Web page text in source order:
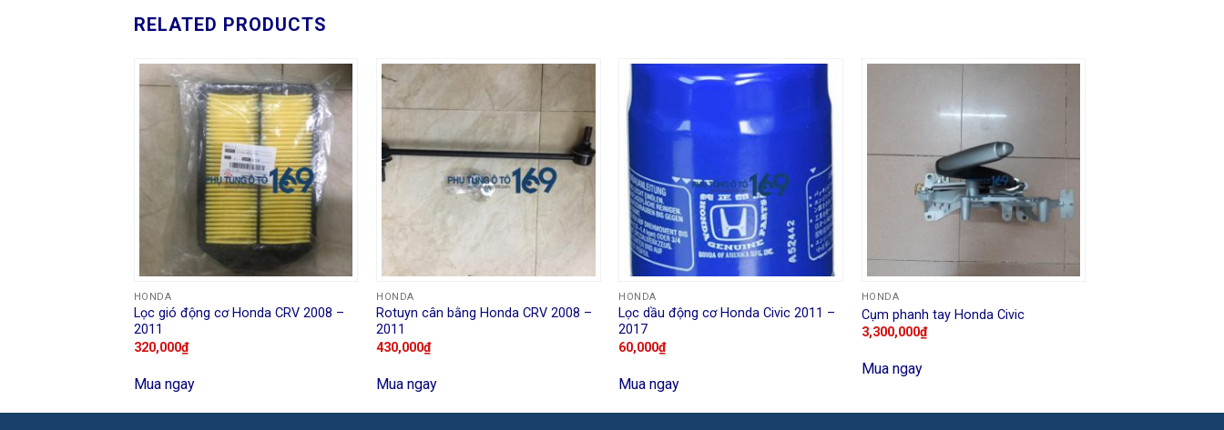
RELATED PRODUCTS
HONDA
Lọc gió động cơ Honda CRV 2008 –
2011
320,000₫
Mua ngay
HONDA
Rotuyn cân bằng Honda CRV 2008 –
2011
430,000₫
Mua ngay
HONDA
Lọc dầu động cơ Honda Civic 2011 –
2017
60,000₫
Mua ngay
HONDA
Cụm phanh tay Honda Civic
3,300,000₫
Mua ngay